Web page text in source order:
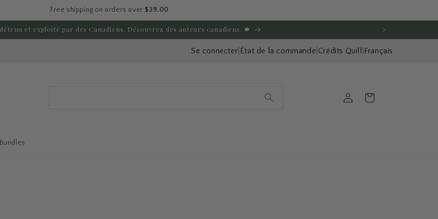
Free shipping on orders over $39.00
et exploité par des Canadiens. Découvrez des auteurs canadiens. 🍁
Se connecter État de la commande Crédits Quill Français
Connexion Panier